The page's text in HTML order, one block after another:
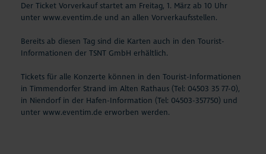
Der Ticket Vorverkauf startet am Freitag, 1. März ab 10 Uhr
unter www.eventim.de und an allen Vorverkaufsstellen.
Bereits ab diesen Tag sind die Karten auch in den Tourist-
Informationen der TSNT GmbH erhältlich.
Tickets für alle Konzerte können in den Tourist-Informationen
in Timmendorfer Strand im Alten Rathaus (Tel: 04503 35 77-0),
in Niendorf in der Hafen-Information (Tel: 04503-357750) und
unter www.eventim.de erworben werden.